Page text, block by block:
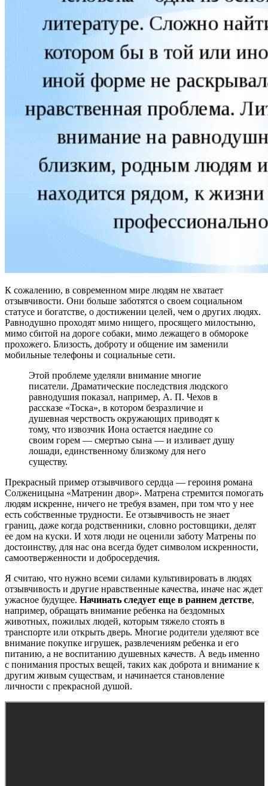
К сожалению, в современном мире людям не хватает
отзывчивости. Они больше заботятся о своем социальном
статусе и богатстве, о достижении целей, чем о других людях.
Равнодушно проходят мимо нищего, просящего милостыню,
мимо сбитой на дороге собаки, мимо лежащего в обмороке
прохожего. Близость, доброту и общение им заменили
мобильные телефоны и социальные сети.
Этой проблеме уделяли внимание многие
писатели. Драматические последствия людского
равнодушия показал, например, А. П. Чехов в
рассказе «Тоска», в котором безразличие и
душевная черствость окружающих приводят к
тому, что извозчик Иона остается наедине со
своим горем — смертью сына — и изливает душу
лошади, единственному близкому для него
существу.
Прекрасный пример отзывчивого сердца — героиня романа
Солженицына «Матренин двор». Матрена стремится помогать
людям искренне, ничего не требуя взамен, при том что у нее
есть собственные трудности. Ее отзывчивость не знает
границ, даже когда родственники, словно ростовщики, делят
ее дом на куски. И хотя люди не оценили заботу Матрены по
достоинству, для нас она всегда будет символом искренности,
самоотверженности и добросердечия.
Я считаю, что нужно всеми силами культивировать в людях
отзывчивость и другие нравственные качества, иначе нас ждет
ужасное будущее. Начинать следует еще в раннем детстве,
например, обращать внимание ребенка на бездомных
животных, пожилых людей, которым тяжело стоять в
транспорте или открыть дверь. Многие родители уделяют все
внимание покупке игрушек, развлечениям ребенка и его
питанию, а не воспитанию душевных качеств. А ведь именно
с понимания простых вещей, таких как доброта и внимание к
другим живым существам, и начинается становление
личности с прекрасной душой.